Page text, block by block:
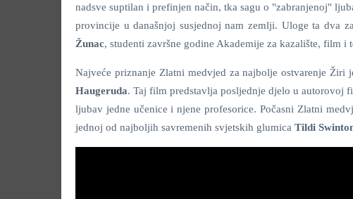
nadsve suptilan i prefinjen način, tka sagu o "zabranjenoj"
provincije u današnjoj susjednoj nam zemlji. Uloge ta dva
Žunac, studenti završne godine Akademije za kazalište, film i
Najveće priznanje Zlatni medvjed za najbolje ostvarenje Žiri
Haugeruda. Taj film predstavlja posljednje djelo u autorovoj
ljubav jedne učenice i njene profesorice. Počasni Zlatni
jednoj od najboljih savremenih svjetskih glumica Tildi